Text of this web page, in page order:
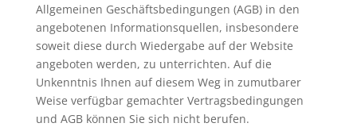
Allgemeinen Geschäftsbedingungen (AGB) in den
angebotenen Informationsquellen, insbesondere
soweit diese durch Wiedergabe auf der Website
angeboten werden, zu unterrichten. Auf die
Unkenntnis Ihnen auf diesem Weg in zumutbarer
Weise verfügbar gemachter Vertragsbedingungen
und AGB können Sie sich nicht berufen.